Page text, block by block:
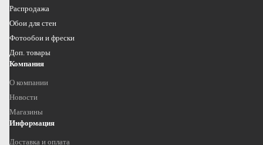
Распродажа
Обои для стен
Фотообои и фрески
Доп. товары
Компания
О компании
Новости
Магазины
Информация
Доставка и оплата